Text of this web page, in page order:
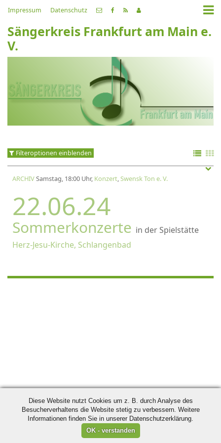
Impressum Datenschutz
Sängerkreis Frankfurt am Main e.
V.
Filteroptionen einblenden
ARCHIVSamstag, 18:00 Uhr, Konzert,Swensk Ton e. V.
22.06.24
Sommerkonzerte in der Spielstätte
Herz-Jesu-Kirche, Schlangenbad
Diese Website nutzt Cookies um z. B. durch Analyse des
Besucherverhaltens die Website stetig zu verbessern. Weitere
Informationen finden Sie in unserer Datenschutzerklärung.